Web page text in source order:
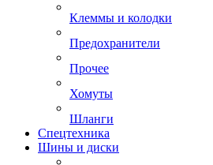
Клеммы и колодки
Предохранители
Прочее
Хомуты
Шланги
Спецтехника
Шины и диски